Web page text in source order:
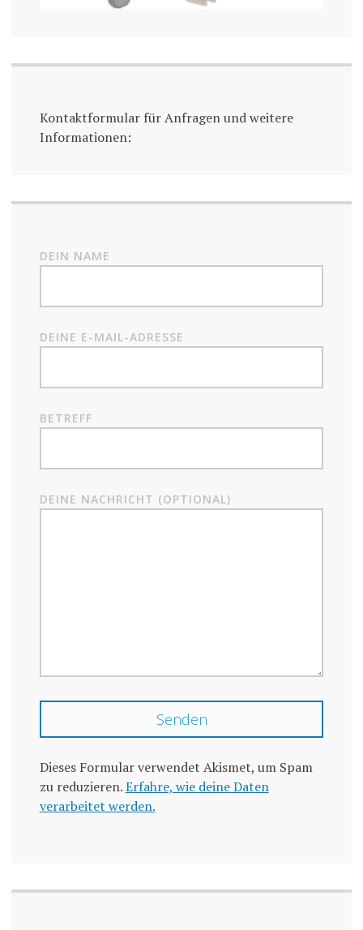
Kontaktformular für Anfragen und weitere
Informationen:
DEIN NAME
DEINE E-MAIL-ADRESSE
BETREFF
DEINE NACHRICHT (OPTIONAL)
Dieses Formular verwendet Akismet, um Spam
zu reduzieren.Erfahre, wie deine Daten
verarbeitet werden.